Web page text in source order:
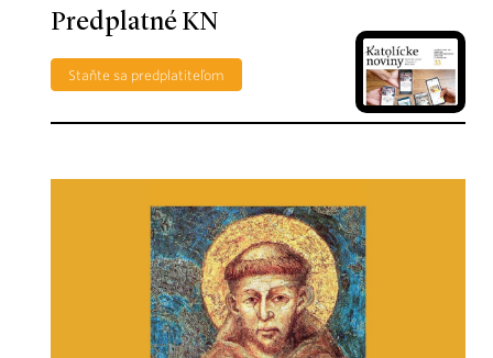
Predplatné KN
Staňte sa predplatiteľom